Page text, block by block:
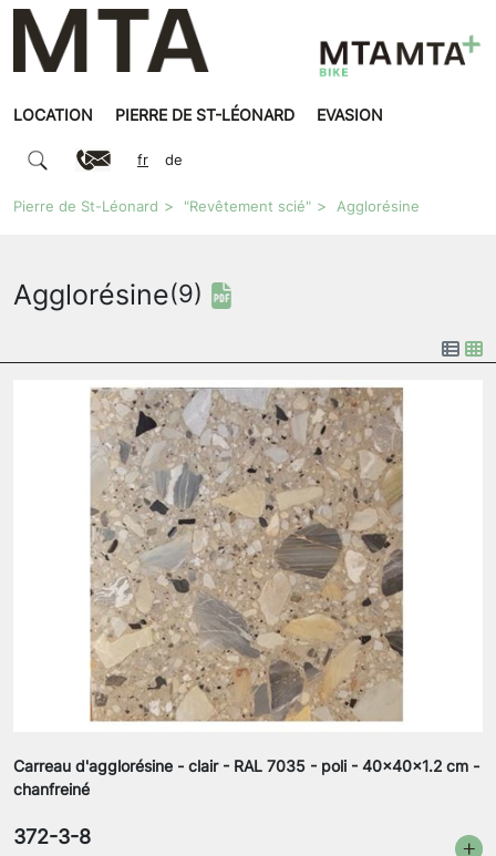
LOCATION PIERRE DE ST-LÉONARD EVASION
fr de
Pierre de St-Léonard "Revêtement scié" Agglorésine
Agglorésine(9)
Carreau d'agglorésine - clair - RAL 7035 - poli - 40x40x1.2 cm -
chanfreiné
372-3-8